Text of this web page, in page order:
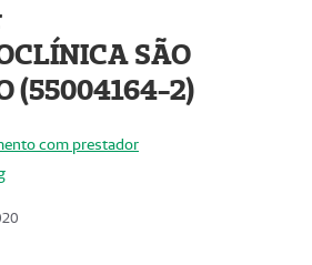
SÃO
(55004164-2)
com prestador